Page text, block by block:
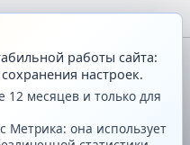
работы сайта:
настроек.
12 месяцев и только для
Метрика: она использует